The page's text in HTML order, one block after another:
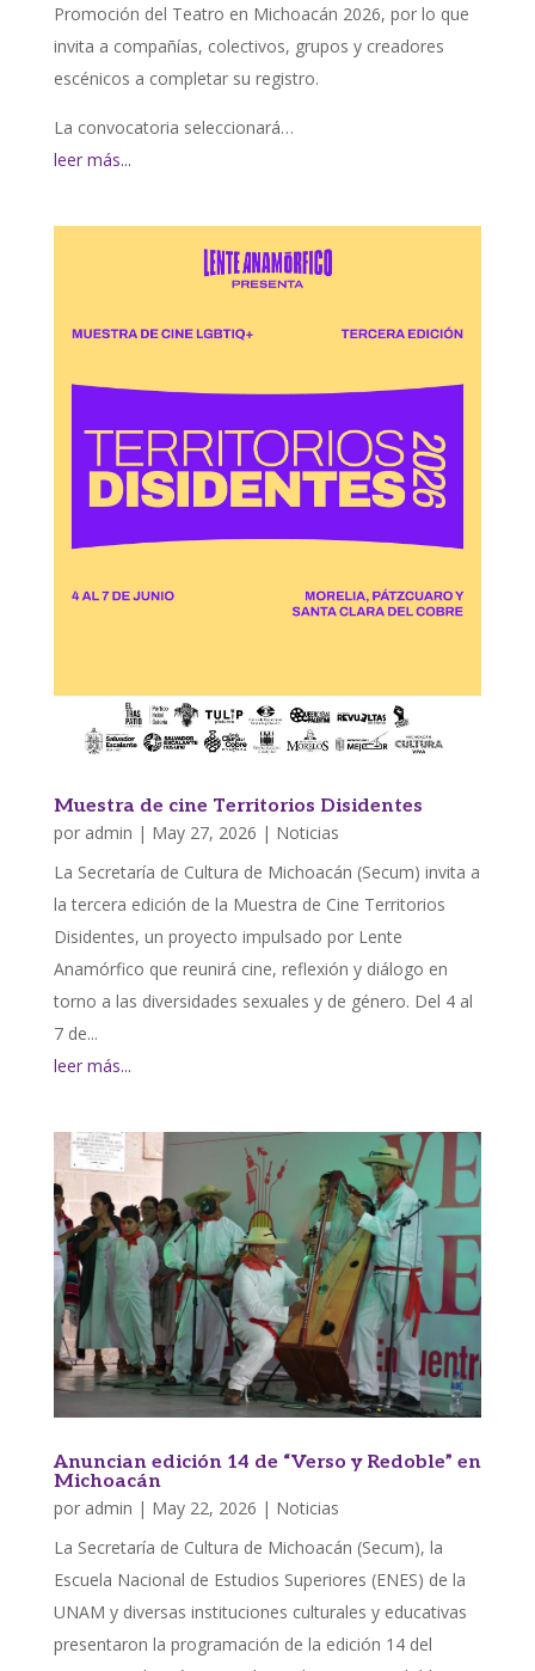
Promoción del Teatro en Michoacán 2026, por lo que
invita a compañías, colectivos, grupos y creadores
escénicos a completar su registro.
La convocatoria seleccionará…
leer más...
Muestra de cine Territorios Disidentes
por admin | May 27, 2026 | Noticias
La Secretaría de Cultura de Michoacán (Secum) invita a
la tercera edición de la Muestra de Cine Territorios
Disidentes, un proyecto impulsado por Lente
Anamórfico que reunirá cine, reflexión y diálogo en
torno a las diversidades sexuales y de género. Del 4 al
7 de...
leer más...
Anuncian edición 14 de “Verso y Redoble” en
Michoacán
por admin | May 22, 2026 | Noticias
La Secretaría de Cultura de Michoacán (Secum), la
Escuela Nacional de Estudios Superiores (ENES) de la
UNAM y diversas instituciones culturales y educativas
presentaron la programación de la edición 14 del